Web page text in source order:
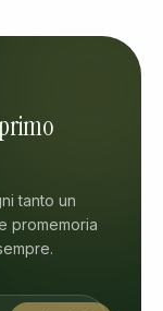
tanto un
promemoria